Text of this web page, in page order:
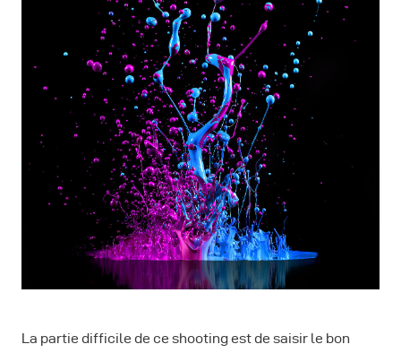
La partie difficile de ce shooting est de saisir le bon